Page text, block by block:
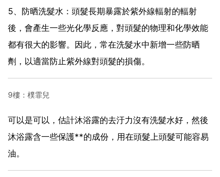
5、防晒洗髮水：頭髮長期暴露於紫外線輻射的輻射
後，會產生一些光化學反應，對頭髮的物理和化學效能
都有很大的影響。因此，常在洗髮水中新增一些防晒
劑，以適當防止紫外線對頭髮的損傷。
9樓：樸霏兒
可以是可以，估計沐浴露的去汙力沒有洗髮水好，然後
沐浴露含一些保護**的成份，用在頭髮上頭髮可能容易
油。